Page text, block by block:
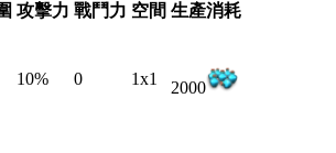
攻擊力 戰鬥力 空間 生產消耗
10% 0 1x1 2000